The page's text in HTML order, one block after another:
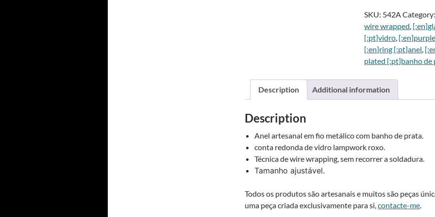
-
Purple
peacock
ring
quantity
e
r
t
SKU: 542A
wire wrapped,
[:pt]vidro,
[:en]ring [:pt]anel,
plated [:pt]banho de
Description Additional information
Description
Anel artesanal em fio metálico com banho de prata.
conta redonda de vidro lampwork roxo.
Técnica de wire wrapping, sem recorrer a soldadura.
Tamanho ajustável.
Todos os produtos são artesanais e muitos são peças
uma peça criada exclusivamente para si, contacte-me